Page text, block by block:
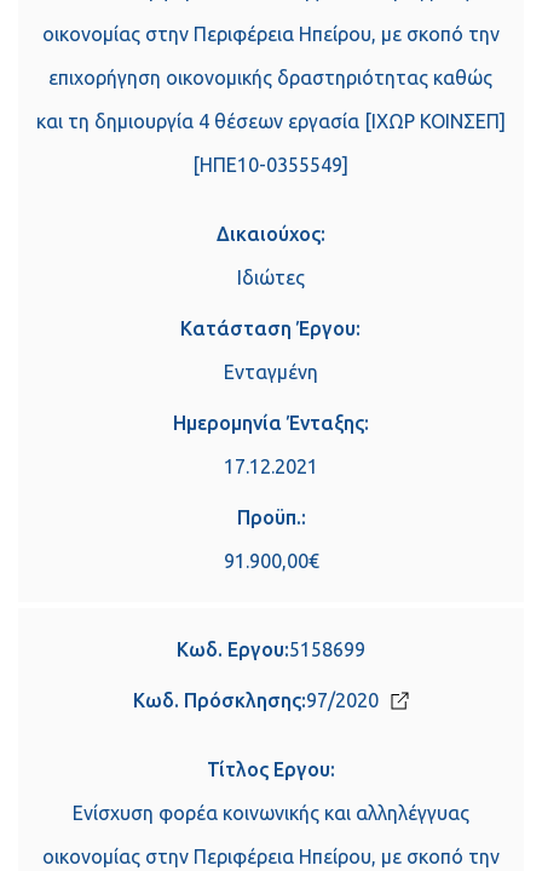
οικονομίας στην Περιφέρεια Ηπείρου, με σκοπό την
επιχορήγηση οικονομικής δραστηριότητας καθώς
και τη δημιουργία 4 θέσεων εργασία [ΙΧΩΡ ΚΟΙΝΣΕΠ]
[ΗΠΕ10-0355549]
Δικαιούχος:
Ιδιώτες
Κατάσταση Έργου:
Ενταγμένη
Ημερομηνία Ένταξης:
17.12.2021
Προϋπ.:
91.900,00€
Κωδ. Εργου:5158699
Κωδ. Πρόσκλησης:97/2020
Τίτλος Εργου:
Ενίσχυση φορέα κοινωνικής και αλληλέγγυας
οικονομίας στην Περιφέρεια Ηπείρου, με σκοπό την